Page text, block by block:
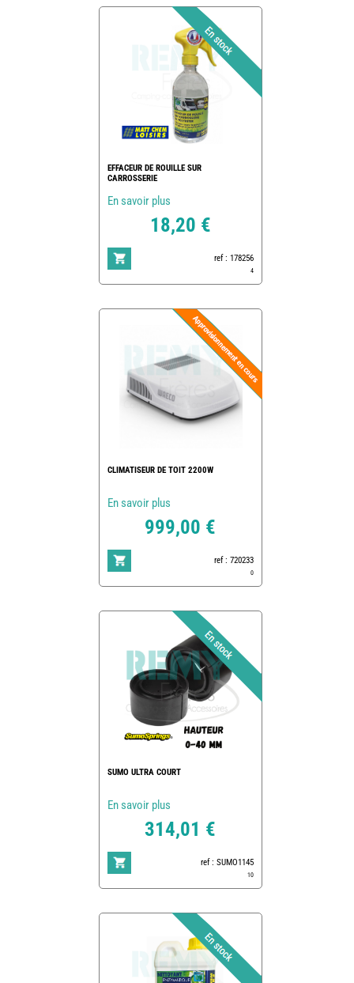
EFFACEUR DE ROUILLE SUR
CARROSSERIE
En savoir plus
18,20 €
ref : 178256
4
CLIMATISEUR DE TOIT 2200W
En savoir plus
999,00 €
ref : 720233
0
SUMO ULTRA COURT
En savoir plus
314,01 €
ref : SUMO1145
10